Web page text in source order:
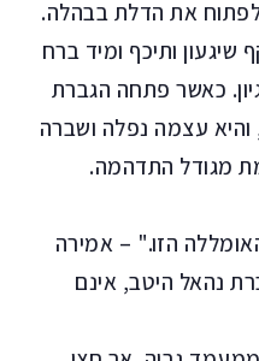
את הדלת בבהלה.
ותיכף ומיד ברח
כאשר פתחה הגברת
עצמה נפלה ושברה
מגודל התדהמה.
הזו." – אמירה
נהאל היטב, אינם